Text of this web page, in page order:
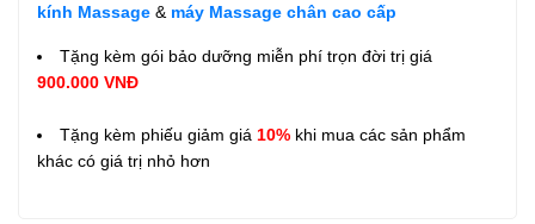
kính Massage & máy Massage chân cao cấp
Tặng kèm gói bảo dưỡng miễn phí trọn đời trị giá
900.000 VNĐ
Tặng kèm phiếu giảm giá 10% khi mua các sản phẩm
khác có giá trị nhỏ hơn